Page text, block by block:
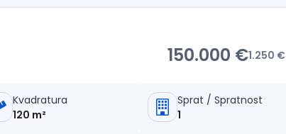
150.000 €1.250 €
Kvadratura
120 m²
Sprat / Spratnost
1